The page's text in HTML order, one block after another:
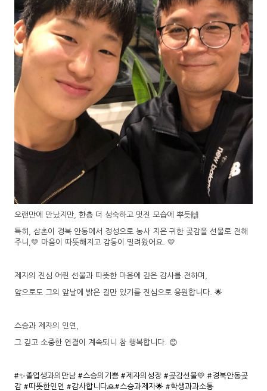
오랜만에 만났지만, 한층 더 성숙하고 멋진 모습에 뿌듯🙌
특히, 삼촌이 경북 안동에서 정성으로 농사 지은 귀한 곶감을 선물로 전해
주니,💛 마음이 따뜻해지고 감동이 밀려왔어요. 💛
제자의 진심 어린 선물과 따뜻한 마음에 깊은 감사를 전하며,
앞으로도 그의 앞날에 밝은 길만 있기를 진심으로 응원합니다. 🌟
스승과 제자의 인연,
그 깊고 소중한 연결이 계속되니 참 행복합니다. 😊
#✨졸업생과의만남 #스승의기쁨 #제자의성장 #곶감선물💛 #경북안동곶
감 #따뜻한인연 #감사합니다🙏#스승과제자🌟 #학생과과소통